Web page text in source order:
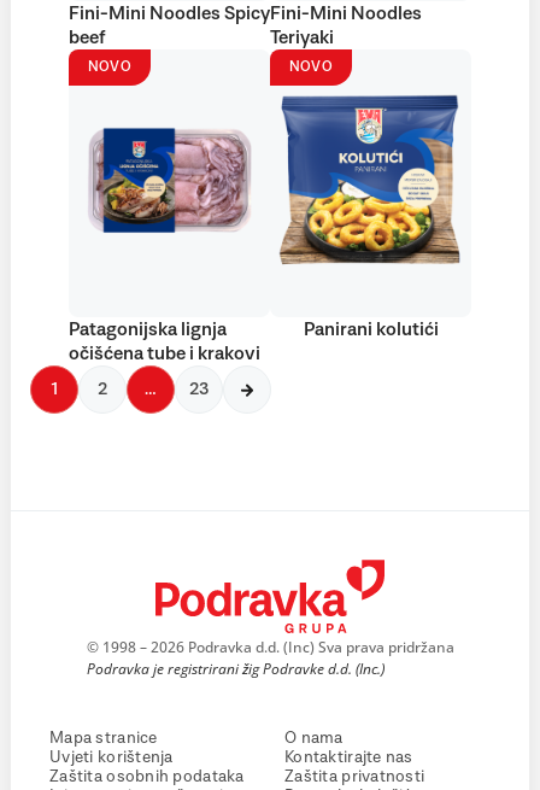
Fini-Mini Noodles Spicy
beef
Fini-Mini Noodles
Teriyaki
NOVO
Patagonijska lignja
očišćena tube i krakovi
NOVO
Panirani kolutići
1 2 … 23
© 1998 – 2026 Podravka d.d. (Inc) Sva prava pridržana
Podravka je registrirani žig Podravke d.d. (Inc.)
Mapa stranice
Uvjeti korištenja
Zaštita osobnih podataka
O nama
Kontaktirajte nas
Zaštita privatnosti